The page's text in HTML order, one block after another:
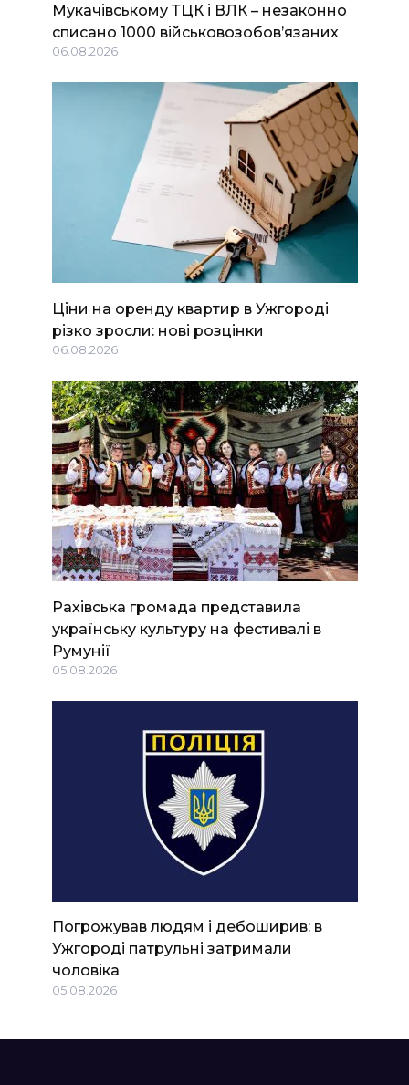
Мукачівському ТЦК і ВЛК – незаконно
списано 1000 військовозобов’язаних
06.08.2026
Ціни на оренду квартир в Ужгороді
різко зросли: нові розцінки
06.08.2026
Рахівська громада представила
українську культуру на фестивалі в
Румунії
05.08.2026
Погрожував людям і дебоширив: в
Ужгороді патрульні затримали
чоловіка
05.08.2026